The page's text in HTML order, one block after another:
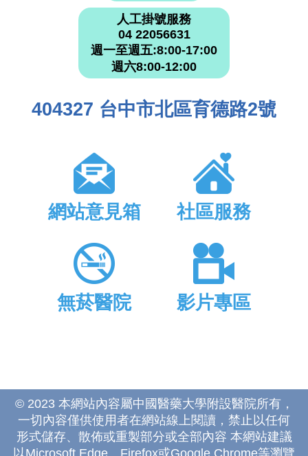
人工掛號服務
04 22056631
週一至週五:8:00-17:00
週六8:00-12:00
404327 台中市北區育德路2號
網站意見箱 社區服務
無菸醫院 影片專區
© 2023 本網站內容屬中國醫藥大學附設醫院所有，
一切內容僅供使用者在網站線上閱讀，禁止以任何
形式儲存、散佈或重製部分或全部內容 本網站建議
以Microsoft Edge、Firefox或Google Chrome等瀏覽